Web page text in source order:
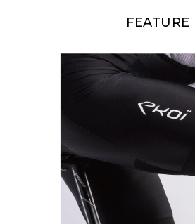
FEATURE